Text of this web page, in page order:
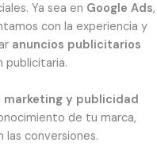
Ya sea en Google Ads,
con la experiencia y
anuncios publicitarios
publicitaria.
marketing y publicidad
de tu marca,
conversiones.